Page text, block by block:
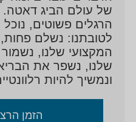
של עולם הביג דאטה.
הרגלים פשוטים, נוכל
לטובתנו: נשלם פחות,
המקצועי שלנו,
שלנו, נשפר את
ונמשיך להיות
הזמן